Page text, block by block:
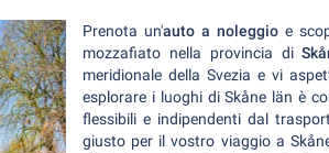
Prenota un'auto a noleggioe
mozzafiato nella provincia di
meridionale della Svezia e vi
esplorare i luoghi di Skåne län è
flessibili e indipendenti dal
giusto per il vostro viaggio a